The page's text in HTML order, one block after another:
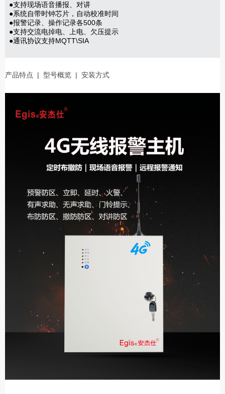
●支持现场语音播报、对讲
●系统自带时钟芯片，自动校准时间
●报警记录、操作记录各500条
●支持交流电掉电、上电、欠压提示
●通讯协议支持MQTT\SIA
产品特点 | 型号概览 | 安装方式